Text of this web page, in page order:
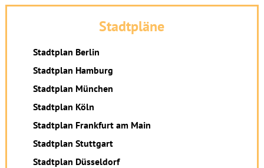
Stadtpläne
Stadtplan Berlin
Stadtplan Hamburg
Stadtplan München
Stadtplan Köln
Stadtplan Frankfurt am Main
Stadtplan Stuttgart
Stadtplan Düsseldorf